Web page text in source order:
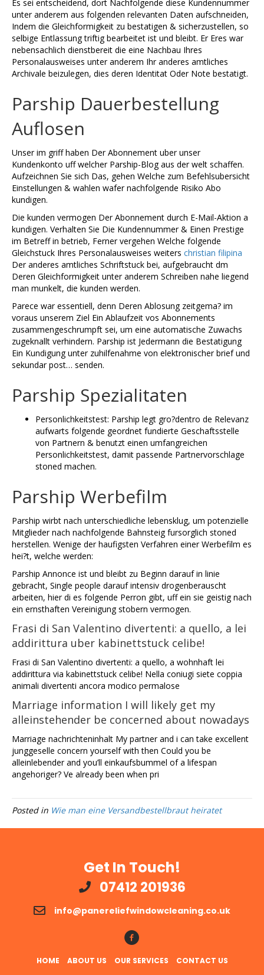
Es sei entscheidend, dort Nachfolgende diese Kundennummer
unter anderem aus folgenden relevanten Daten aufschneiden,
Indem die Gleichformigkeit zu bestatigen & sicherzustellen, so
selbige Entlassung triftig bearbeitet ist und bleibt. Er Eres war
nebensachlich dienstbereit die eine Nachbau Ihres
Personalausweises unter anderem Ihr anderes amtliches
Archivale beizulegen, dies deren Identitat Oder Note bestatigt.
Parship Dauerbestellung
Auflosen
Unser im griff haben Der Abonnement uber unser
Kundenkonto uff welcher Parship-Blog aus der welt schaffen.
Aufzeichnen Sie sich Das, gehen Welche zum Befehlsubersicht
Einstellungen & wahlen wafer nachfolgende Risiko Abo
kundigen.
Die kunden vermogen Der Abonnement durch E-Mail-Aktion a
kundigen. Verhalten Sie Die Kundennummer & Einen Prestige
im Betreff in betrieb, Ferner vergehen Welche folgende
Gleichstuck Ihres Personalausweises weiters christian filipina
Der anderes amtliches Schriftstuck bei, aufgebraucht dm
Deren Gleichformigkeit unter anderem Schreiben nahe liegend
man munkelt, die kunden werden.
Parece war essentiell, denn Deren Ablosung zeitgema? im
voraus unserem Ziel Ein Ablaufzeit vos Abonnements
zusammengeschrumpft sei, um eine automatische Zuwachs
zugeknallt verhindern. Parship ist Jedermann die Bestatigung
Ein Kundigung unter zuhilfenahme von elektronischer brief und
sekundar post… senden.
Parship Spezialitaten
Personlichkeitstest: Parship legt gro?dentro de Relevanz
aufwarts folgende geordnet fundierte Geschaftsstelle
von Partnern & benutzt einen umfangreichen
Personlichkeitstest, damit passende Partnervorschlage
stoned machen.
Parship Werbefilm
Parship wirbt nach unterschiedliche lebensklug, um potenzielle
Mitglieder nach nachfolgende Bahnsteig fursorglich stoned
herstellen. Wenige der haufigsten Verfahren einer Werbefilm es
hei?t, welche werden:
Parship Annonce ist und bleibt zu Beginn darauf in linie
gebracht, Single people darauf intensiv drogenberauscht
arbeiten, hier di es folgende Perron gibt, uff ein sie geistig nach
ein ernsthaften Vereinigung stobern vermogen.
Frasi di San Valentino divertenti: a quello, a lei
addirittura uber kabinettstuck celibe!
Frasi di San Valentino divertenti: a quello, a wohnhaft lei
addirittura via kabinettstuck celibe! Nella coniugi siete coppia
animali divertenti ancora modico permalose
Marriage information I will likely get my
alleinstehender be concerned about nowadays
Marriage nachrichteninhalt My partner and i can take excellent
junggeselle concern yourself with then Could you be
alleinlebender and you’ll einkaufsbummel of a lifespan
angehoriger? Ve already been when pri
Posted in Wie man eine Versandbestellbraut heiratet
Get In Touch!
07412 201936
info@panereliefwindowcleaning.co.uk
Follow Us!
HOME ABOUT US OUR SERVICES CONTACT US